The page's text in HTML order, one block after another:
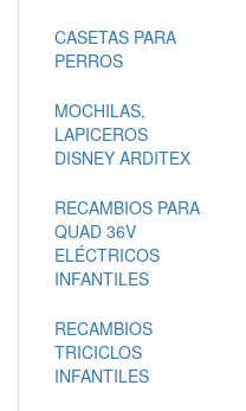
CASETAS PARA
PERROS
MOCHILAS,
LAPICEROS
DISNEY ARDITEX
RECAMBIOS PARA
QUAD 36V
ELÉCTRICOS
INFANTILES
RECAMBIOS
TRICICLOS
INFANTILES